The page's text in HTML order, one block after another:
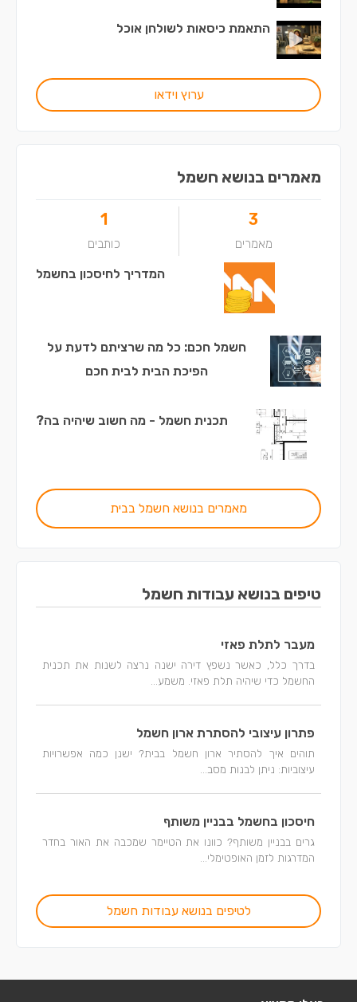
התאמת כיסאות לשולחן אוכל
ערוץ וידאו
מאמרים בנושא חשמל
3
מאמרים
1
כותבים
המדריך לחיסכון בחשמל
חשמל חכם: כל מה שרציתם לדעת על
הפיכת הבית לבית חכם
תכנית חשמל - מה חשוב שיהיה בה?
מאמרים בנושא חשמל בבית
טיפים בנושא עבודות חשמל
מעבר לתלת פאזי
בדרך כלל, כאשר נשפץ דירה ישנה נרצה לשנות את תכנית
החשמל כדי שיהיה תלת פאזי. משמע...
פתרון עיצובי להסתרת ארון חשמל
תוהים איך להסתיר ארון חשמל בבית? ישנן כמה אפשרויות
עיצוביות: ניתן לבנות מסב...
חיסכון בחשמל בבניין משותף
גרים בבניין משותף? כוונו את הטיימר שמכבה את האור בחדר
המדרגות לזמן האופטימלי...
לטיפים בנושא עבודות חשמל